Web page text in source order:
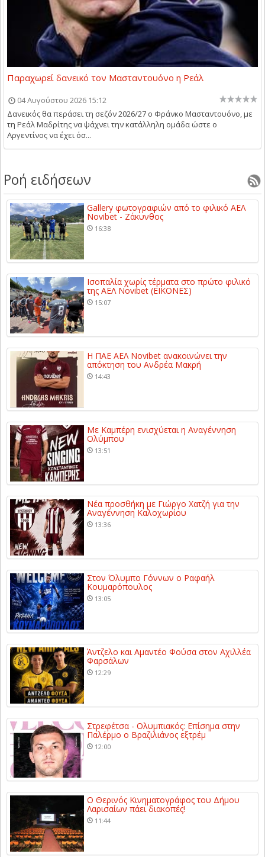
Παραχωρεί δανεικό τον Μασταντουόνο η Ρεάλ
04 Αυγούστου 2026 15:12
Δανεικός θα περάσει τη σεζόν 2026/27 ο Φράνκο Μασταντουόνο, με
τη Ρεάλ Μαδρίτης να ψάχνει την κατάλληλη ομάδα ώστε ο
Αργεντίνος να έχει όσ...
Ροή ειδήσεων
Gallery φωτογραφιών από το φιλικό ΑΕΛ
Novibet - Ζάκυνθος
16:38
Ισοπαλία χωρίς τέρματα στο πρώτο φιλικό
της ΑΕΛ Novibet (ΕΙΚΟΝΕΣ)
15:07
Η ΠΑΕ ΑΕΛ Novibet ανακοινώνει την
απόκτηση του Ανδρέα Μακρή
14:43
Με Καμπέρη ενισχύεται η Αναγέννηση
Ολύμπου
13:51
Νέα προσθήκη με Γιώργο Χατζή για την
Αναγέννηση Καλοχωρίου
13:36
Στον Όλυμπο Γόννων ο Ραφαήλ
Κουμαρόπουλος
13:05
Άντζελο και Αμαντέο Φούσα στον Αχιλλέα
Φαρσάλων
12:29
Στρεφέτσα - Ολυμπιακός: Επίσημα στην
Παλέρμο ο Βραζιλιάνος εξτρέμ
12:00
Ο Θερινός Κινηματογράφος του Δήμου
Λαρισαίων πάει διακοπές!
11:44